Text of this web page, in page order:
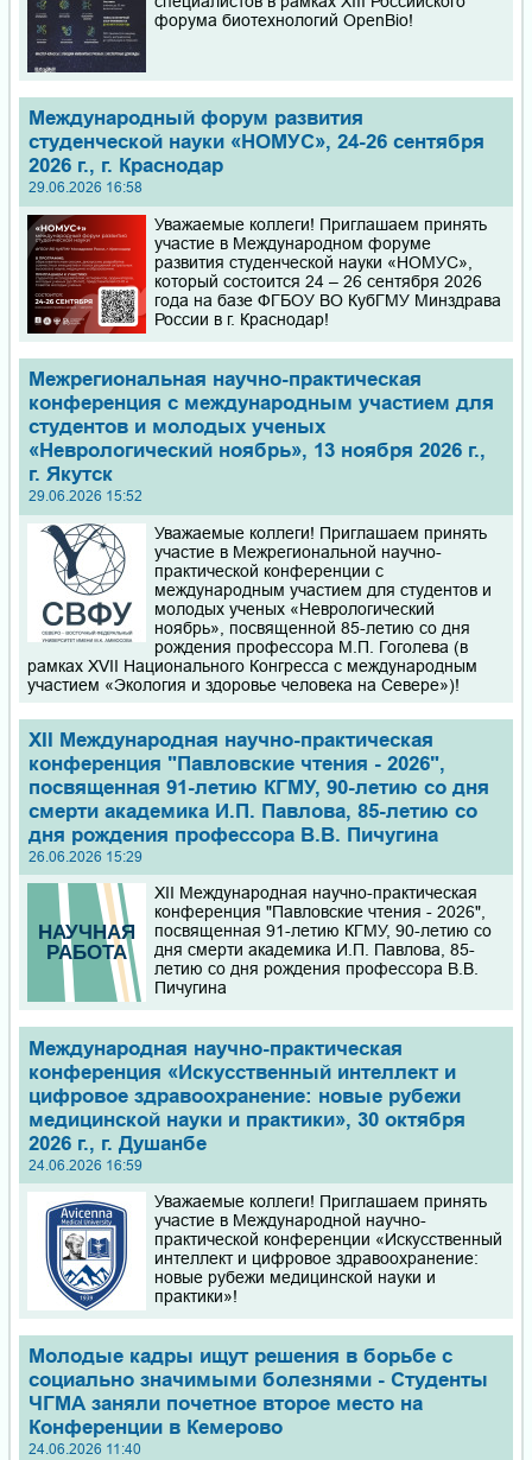
форума биотехнологий OpenBio!
Международный форум развития
студенческой науки «НОМУС», 24-26 сентября
2026 г., г. Краснодар
29.06.2026 16:58
Уважаемые коллеги! Приглашаем принять
участие в Международном форуме
развития студенческой науки «НОМУС»,
который состоится 24 – 26 сентября 2026
года на базе ФГБОУ ВО КубГМУ Минздрава
России в г. Краснодар!
Межрегиональная научно-практическая
конференция с международным участием для
студентов и молодых ученых
«Неврологический ноябрь», 13 ноября 2026 г.,
г. Якутск
29.06.2026 15:52
Уважаемые коллеги! Приглашаем принять
участие в Межрегиональной научно-
практической конференции с
международным участием для студентов и
молодых ученых «Неврологический
ноябрь», посвященной 85-летию со дня
рождения профессора М.П. Гоголева (в
рамках XVII Национального Конгресса с международным
участием «Экология и здоровье человека на Севере»)!
XII Международная научно-практическая
конференция "Павловские чтения - 2026",
посвященная 91-летию КГМУ, 90-летию со дня
смерти академика И.П. Павлова, 85-летию со
дня рождения профессора В.В. Пичугина
26.06.2026 15:29
XII Международная научно-практическая
конференция "Павловские чтения - 2026",
посвященная 91-летию КГМУ, 90-летию со
дня смерти академика И.П. Павлова, 85-
летию со дня рождения профессора В.В.
Пичугина
Международная научно-практическая
конференция «Искусственный интеллект и
цифровое здравоохранение: новые рубежи
медицинской науки и практики», 30 октября
2026 г., г. Душанбе
24.06.2026 16:59
Уважаемые коллеги! Приглашаем принять
участие в Международной научно-
практической конференции «Искусственный
интеллект и цифровое здравоохранение:
новые рубежи медицинской науки и
практики»!
Молодые кадры ищут решения в борьбе с
социально значимыми болезнями - Студенты
ЧГМА заняли почетное второе место на
Конференции в Кемерово
24.06.2026 11:40